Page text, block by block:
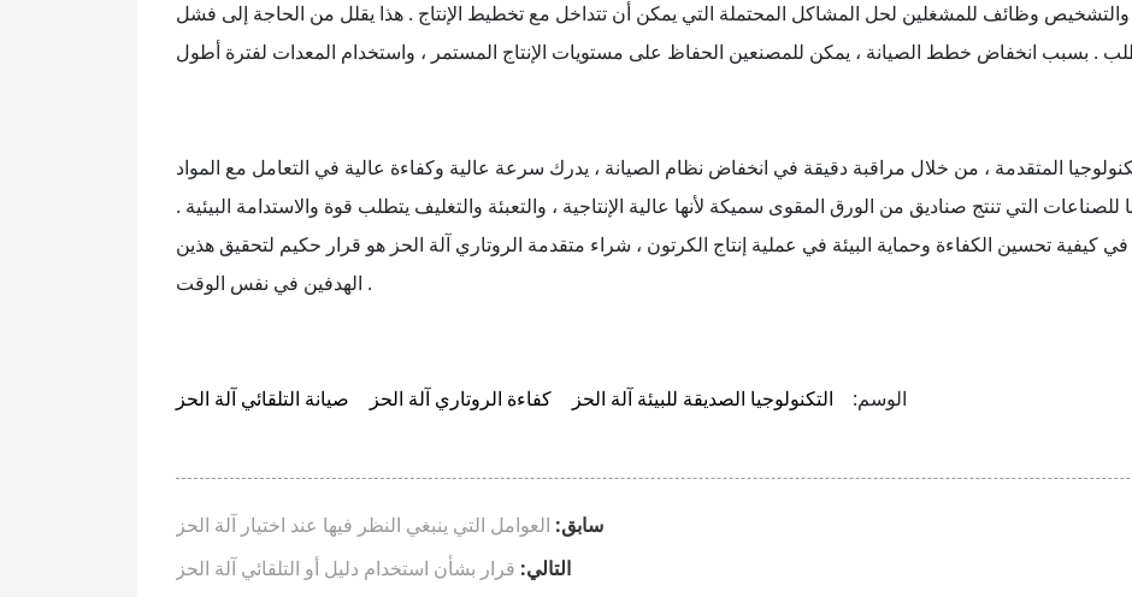
والتشخيص وظائف للمشغلين لحل المشاكل المحتملة التي يمكن أن تتداخل مع تخطيط الإنتاج . هذا يقلل من الحاجة إلى فشل
المتقدمة ، من خلال مراقبة دقيقة في انخفاض نظام الصيانة ، يدرك سرعة عالية وكفاءة عالية في التعامل مع المواد
التي تنتج صناديق من الورق المقوى سميكة لأنها عالية الإنتاجية ، والتعبئة والتغليف يتطلب قوة والاستدامة البيئية .
كيفية تحسين الكفاءة وحماية البيئة في عملية إنتاج الكرتون ، شراء متقدمة الروتاري آلة الحز هو قرار حكيم لتحقيق هذين
الهدفين في نفس الوقت .
الوسم: التكنولوجيا الصديقة للبيئة آلة الحز كفاءة الروتاري آلة الحز صيانة التلقائي آلة الحز
سابق: العوامل التي ينبغي النظر فيها عند اختيار آلة الحز
التالي: قرار بشأن استخدام دليل أو التلقائي آلة الحز